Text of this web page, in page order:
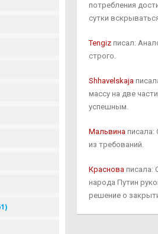
потребления
сутки
Tengizписал:
строго.
Shhavelskaja
массу на две
успешным.
Мальвинаписала:
из требований.
Красноваписала:
народа Путин
решение о